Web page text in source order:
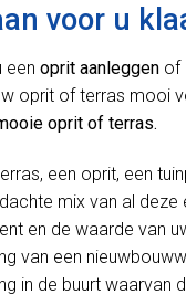
voor u
een oprit aanleggen of
oprit of terras mooi
oprit of terras.
een oprit, een
mix van al deze
en de waarde van
van een
in de buurt waarvan